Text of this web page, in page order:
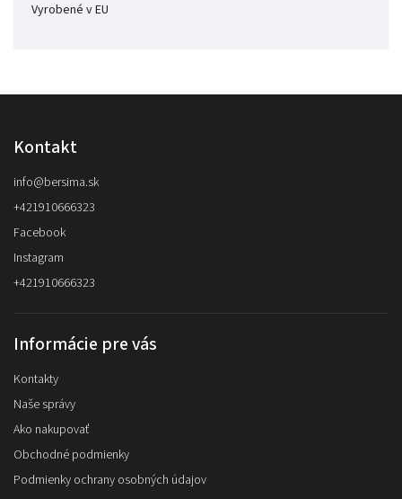
Vyrobené v EU
Kontakt
info@bersima.sk
+421910666323
Facebook
Instagram
+421910666323
Informácie pre vás
Kontakty
Naše správy
Ako nakupovať
Obchodné podmienky
Podmienky ochrany osobných údajov